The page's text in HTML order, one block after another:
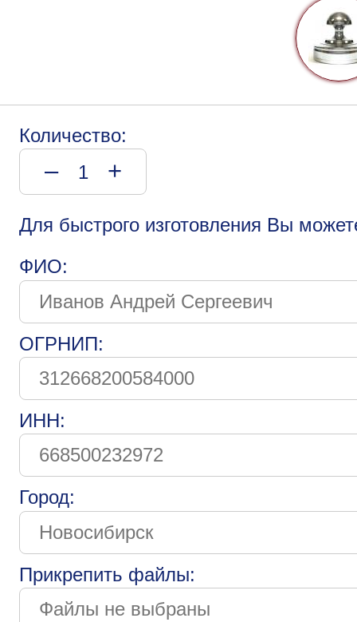
Количество:
– +
Для быстрого изготовления Вы
ФИО:
ОГРНИП:
ИНН:
Город:
Прикрепить файлы: